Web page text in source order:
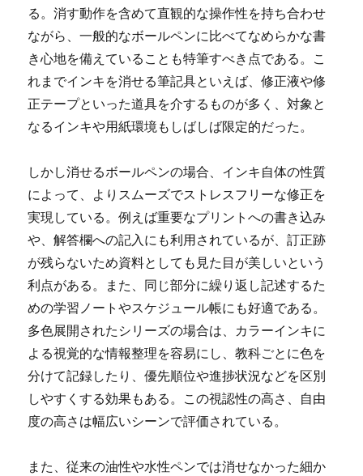
る。消す動作を含めて直観的な操作性を持ち合わせ
ながら、一般的なボールペンに比べてなめらかな書
き心地を備えていることも特筆すべき点である。こ
れまでインキを消せる筆記具といえば、修正液や修
正テープといった道具を介するものが多く、対象と
なるインキや用紙環境もしばしば限定的だった。
しかし消せるボールペンの場合、インキ自体の性質
によって、よりスムーズでストレスフリーな修正を
実現している。例えば重要なプリントへの書き込み
や、解答欄への記入にも利用されているが、訂正跡
が残らないため資料としても見た目が美しいという
利点がある。また、同じ部分に繰り返し記述するた
めの学習ノートやスケジュール帳にも好適である。
多色展開されたシリーズの場合は、カラーインキに
よる視覚的な情報整理を容易にし、教科ごとに色を
分けて記録したり、優先順位や進捗状況などを区別
しやすくする効果もある。この視認性の高さ、自由
度の高さは幅広いシーンで評価されている。
また、従来の油性や水性ペンでは消せなかった細か